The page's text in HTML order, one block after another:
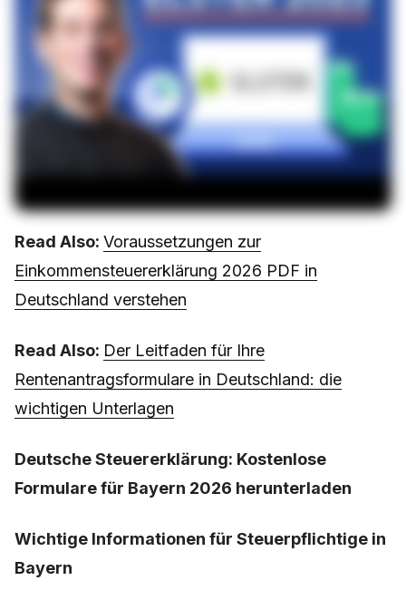
Read Also: Voraussetzungen zur
Einkommensteuererklärung 2026 PDF in
Deutschland verstehen
Read Also: Der Leitfaden für Ihre
Rentenantragsformulare in Deutschland: die
wichtigen Unterlagen
Deutsche Steuererklärung: Kostenlose
Formulare für Bayern 2026 herunterladen
Wichtige Informationen für Steuerpflichtige in
Bayern